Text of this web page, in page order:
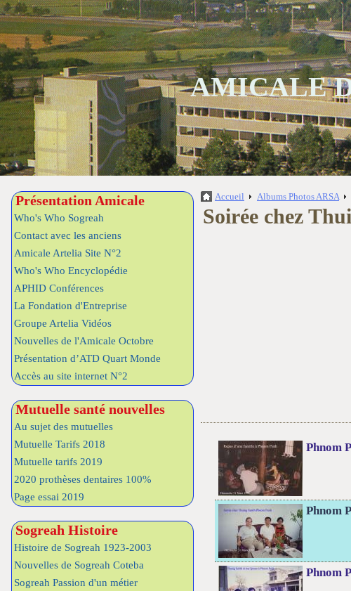
AMICALE
Présentation Amicale
Who's Who Sogreah
Contact avec les anciens
Amicale Artelia Site N°2
Who's Who Encyclopédie
APHID Conférences
La Fondation d'Entreprise
Groupe Artelia Vidéos
Nouvelles de l'Amicale Octobre
Présentation d’ATD Quart Monde
Accès au site internet N°2
Mutuelle santé nouvelles
Au sujet des mutuelles
Mutuelle Tarifs 2018
Mutuelle tarifs 2019
2020 prothèses dentaires 100%
Page essai 2019
Sogreah Histoire
Histoire de Sogreah 1923-2003
Nouvelles de Sogreah Coteba
Sogreah Passion d'un métier
Accueil Albums Photos ARSA
Soirée chez
Phnom
Phnom
Phnom